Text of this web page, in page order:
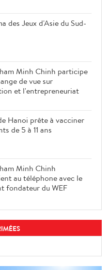
des Jeux d'Asie du Sud-
Minh Chinh participe
de vue sur
et l'entrepreneuriat
Hanoi prête à vacciner
de 5 à 11 ans
Minh Chinh
au téléphone avec le
fondateur du WEF